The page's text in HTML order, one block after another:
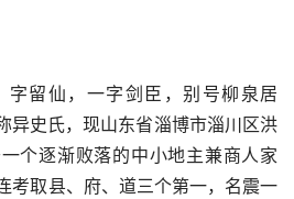
字留仙，一字剑臣，别号柳泉居
异史氏，现山东省淄博市淄川区洪
个逐渐败落的中小地主兼商人家
考取县、府、道三个第一，名震一